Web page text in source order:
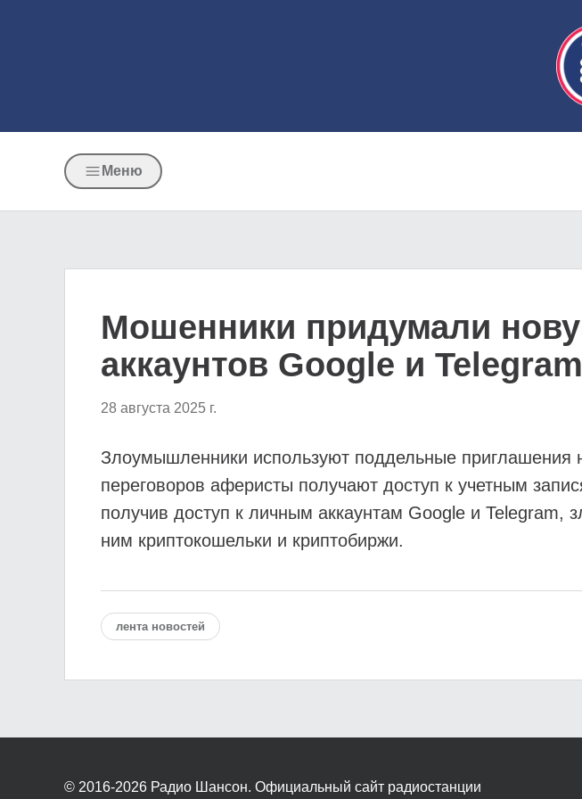
Меню
Мошенники придумали
аккаунтов Google и
28 августа 2025 г.
Злоумышленники используют поддельные
переговоров аферисты получают доступ к учетным
получив доступ к личным аккаунтам Google и
ним криптокошельки и криптобиржи.
лента новостей
© 2016-2026 Радио Шансон. Официальный сайт радиостанции